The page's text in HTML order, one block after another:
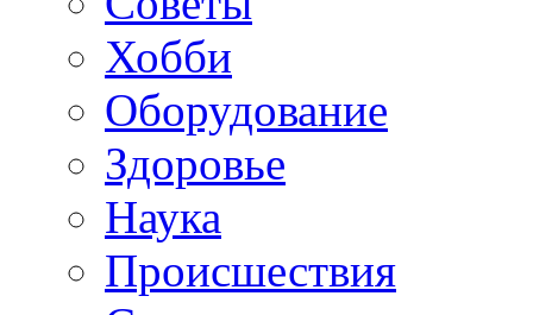
Хобби
Oборудование
Здоровье
Наука
Происшествия